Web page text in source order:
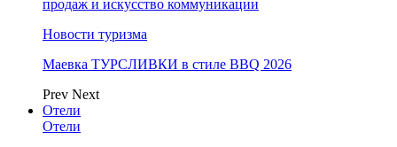
продаж и искусство коммуникации
Новости туризма
Маевка ТУРСЛИВКИ в стиле BBQ 2026
Prev Next
Отели
Отели